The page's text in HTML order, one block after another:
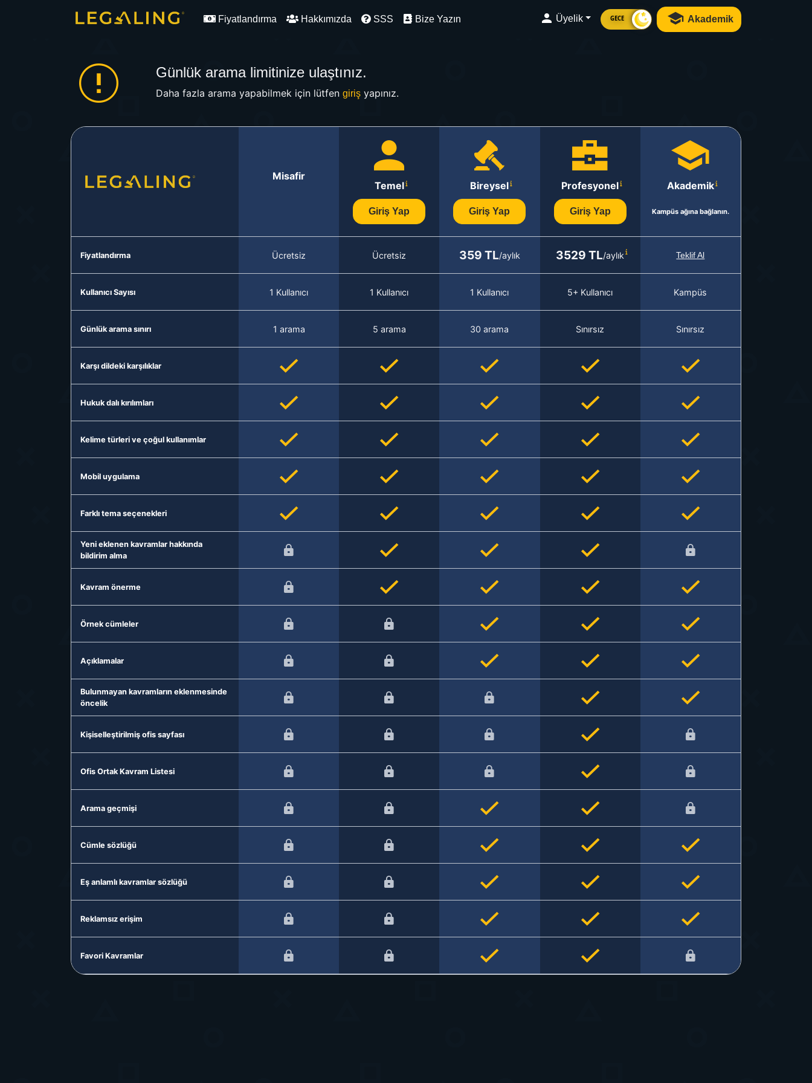
Fiyatlandırma Hakkımızda SSS Bize Yazın Üyelik GECE Akademik
Günlük arama limitinize ulaştınız.
Daha fazla arama yapabilmek için lütfen girişyapınız.
Misafir
Temel
Giriş Yap
Bireysel
Giriş Yap
Profesyonel
Giriş Yap
Akademik
Kampüs ağına bağlanın.
Fiyatlandırma Ücretsiz Ücretsiz 359 TL/aylık 3529 TL/aylık Teklif Al
Kullanıcı Sayısı 1 Kullanıcı 1 Kullanıcı 1 Kullanıcı 5+ Kullanıcı Kampüs
Günlük arama sınırı 1 arama 5 arama 30 arama Sınırsız Sınırsız
Karşı dildeki karşılıklar
Hukuk dalı kırılımları
Kelime türleri ve çoğul kullanımlar
Mobil uygulama
Farklı tema seçenekleri
Yeni eklenen kavramlar hakkında
bildirim alma
Kavram önerme
Örnek cümleler
Açıklamalar
Bulunmayan kavramların eklenmesinde
öncelik
Kişiselleştirilmiş ofis sayfası
Ofis Ortak Kavram Listesi
Arama geçmişi
Cümle sözlüğü
Eş anlamlı kavramlar sözlüğü
Reklamsız erişim
Favori Kavramlar